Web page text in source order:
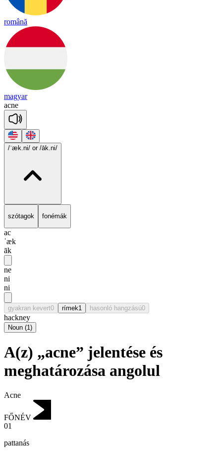
română
magyar
acne
/ˈæk.ni/ or /āk.ni/
szótagok fonémák
ac
ˈæk
āk
ne
ni
ni
gyakran kevert0 rímek1 hasonló hangzású0
hackney
Noun (1)
A(z) „acne” jelentése és
meghatározása angolul
Acne
FŐNÉV
01
pattanás